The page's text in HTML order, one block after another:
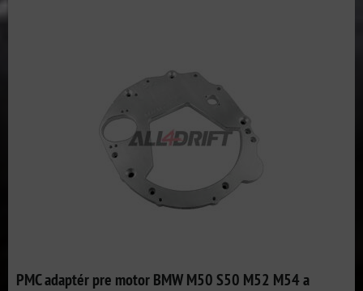
PMC adaptér pre motor BMW M50 S50 M52 M54 a